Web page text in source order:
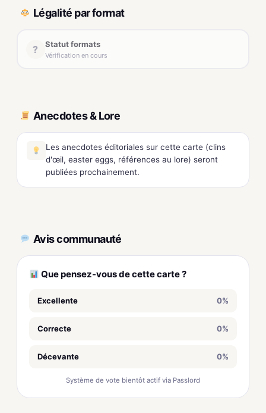
Légalité par format
? Statut formats
Vérification en cours
Anecdotes & Lore
Les anecdotes éditoriales sur cette carte (clins
d'œil, easter eggs, références au lore) seront
publiées prochainement.
Avis communauté
Que pensez-vous de cette carte ?
Excellente 0%
Correcte 0%
Décevante 0%
Système de vote bientôt actif via Passlord